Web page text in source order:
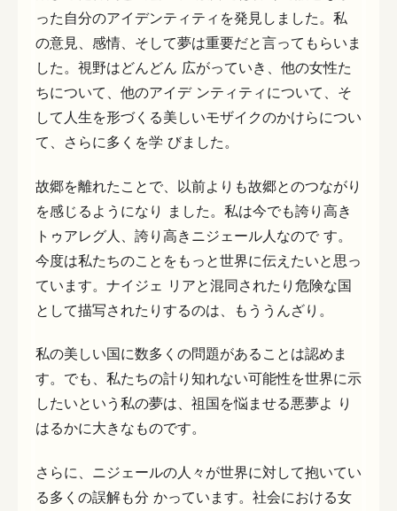
った自分のアイデンティティを発見しました。私
の意見、感情、そして夢は重要だと言ってもらいま
した。視野はどんどん 広がっていき、他の女性た
ちについて、他のアイデ ンティティについて、そ
して人生を形づくる美しいモザイクのかけらについ
て、さらに多くを学 びました。
故郷を離れたことで、以前よりも故郷とのつながり
を感じるようになり ました。私は今でも誇り高き
トゥアレグ人、誇り高きニジェール人なので す。
今度は私たちのことをもっと世界に伝えたいと思っ
ています。ナイジェ リアと混同されたり危険な国
として描写されたりするのは、もううんざり。
私の美しい国に数多くの問題があることは認めま
す。でも、私たちの計り知れない可能性を世界に示
したいという私の夢は、祖国を悩ませる悪夢よ り
はるかに大きなものです。
さらに、ニジェールの人々が世界に対して抱いてい
る多くの誤解も分 かっています。社会における女